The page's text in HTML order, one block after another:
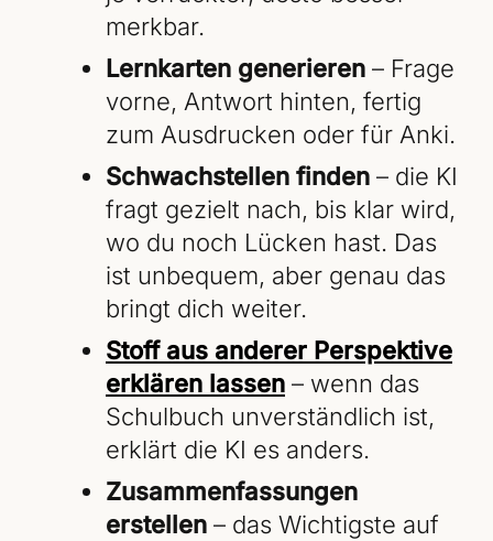
merkbar.
Lernkarten generieren – Frage
vorne, Antwort hinten, fertig
zum Ausdrucken oder für Anki.
Schwachstellen finden – die KI
fragt gezielt nach, bis klar wird,
wo du noch Lücken hast. Das
ist unbequem, aber genau das
bringt dich weiter.
Stoff aus anderer Perspektive
erklären lassen – wenn das
Schulbuch unverständlich ist,
erklärt die KI es anders.
Zusammenfassungen
erstellen – das Wichtigste auf